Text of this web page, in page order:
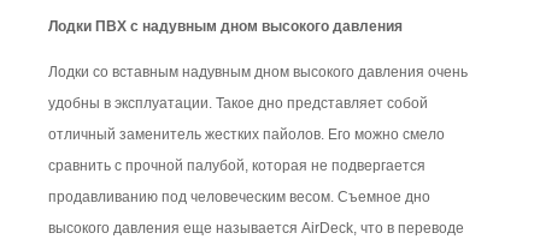
Лодки ПВХ с надувным дном высокого давления
Лодки со вставным надувным дном высокого давления очень
удобны в эксплуатации. Такое дно представляет собой
отличный заменитель жестких пайолов. Его можно смело
сравнить с прочной палубой, которая не подвергается
продавливанию под человеческим весом. Съемное дно
высокого давления еще называется AirDeck, что в переводе